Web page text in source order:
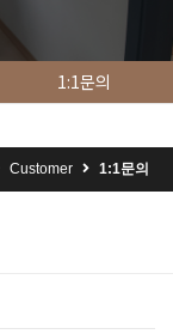
1:1문의
Customer 1:1문의